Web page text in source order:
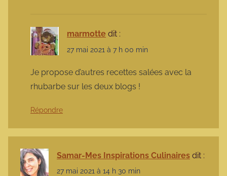
marmotte dit :
27 mai 2021 à 7 h 00 min
Je propose d’autres recettes salées avec la
rhubarbe sur les deux blogs !
Répondre
Samar-Mes Inspirations Culinaires dit :
27 mai 2021 à 14 h 30 min